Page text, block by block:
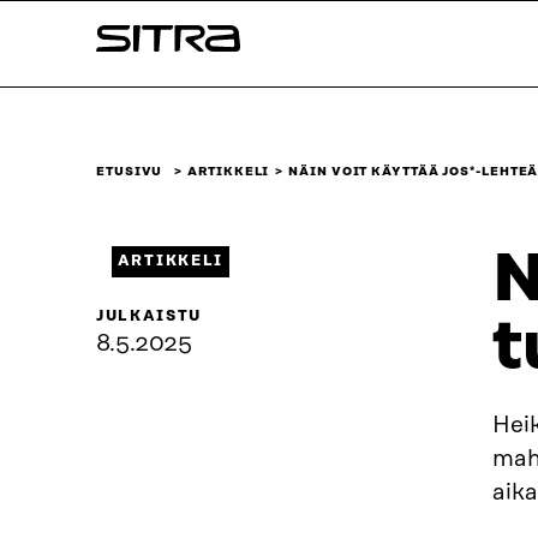
sisältöön
Sitra
ETUSIVU ARTIKKELI NÄIN VOIT KÄYTTÄÄ JOS*-
ARTIKKELI
JULKAISTU
8.5.2025